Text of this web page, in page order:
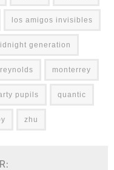
los amigos invisibles
generation
monterrey
pupils quantic
zhu